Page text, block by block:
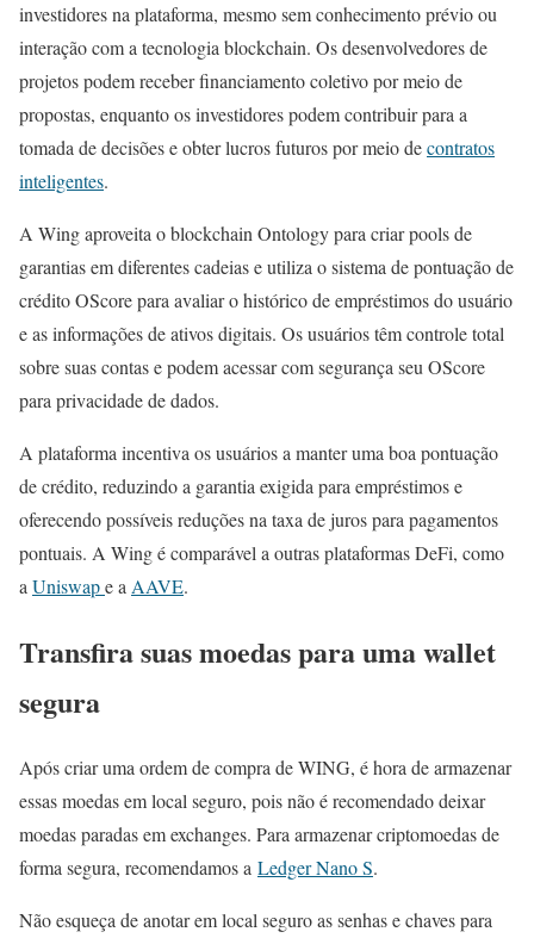
investidores na plataforma, mesmo sem conhecimento prévio ou
interação com a tecnologia blockchain. Os desenvolvedores de
projetos podem receber financiamento coletivo por meio de
propostas, enquanto os investidores podem contribuir para a
tomada de decisões e obter lucros futuros por meio decontratos
inteligentes.
A Wing aproveita o blockchain Ontology para criar pools de
garantias em diferentes cadeias e utiliza o sistema de pontuação de
crédito OScore para avaliar o histórico de empréstimos do usuário
e as informações de ativos digitais. Os usuários têm controle total
sobre suas contas e podem acessar com segurança seu OScore
para privacidade de dados.
A plataforma incentiva os usuários a manter uma boa pontuação
de crédito, reduzindo a garantia exigida para empréstimos e
oferecendo possíveis reduções na taxa de juros para pagamentos
pontuais. A Wing é comparável a outras plataformas DeFi, como
aUniswape aAAVE.
Transfira suas moedas para uma wallet
segura
Após criar uma ordem de compra de WING, é hora de armazenar
essas moedas em local seguro, pois não é recomendado deixar
moedas paradas em exchanges. Para armazenar criptomoedas de
forma segura, recomendamos a Ledger Nano S.
Não esqueça de anotar em local seguro as senhas e chaves para